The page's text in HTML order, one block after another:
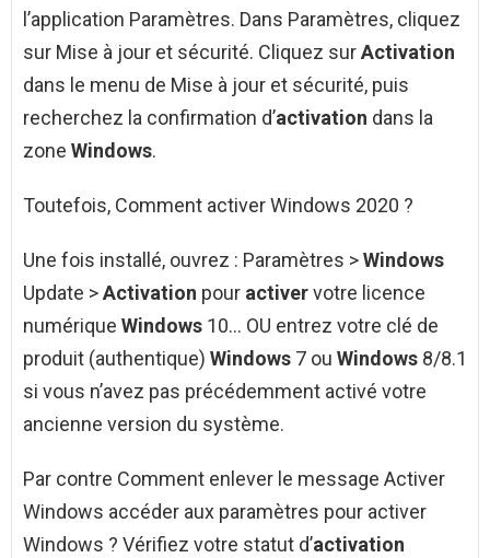
l’application Paramètres. Dans Paramètres, cliquez
sur Mise à jour et sécurité. Cliquez surActivation
dans le menu de Mise à jour et sécurité, puis
recherchez la confirmation d’activation dans la
zone Windows.
Toutefois, Comment activer Windows 2020 ?
Une fois installé, ouvrez : Paramètres >Windows
Update >Activation pour activervotre licence
numérique Windows 10… OU entrez votre clé de
produit (authentique) Windows 7 ou Windows 8/8.1
si vous n’avez pas précédemment activé votre
ancienne version du système.
Par contre Comment enlever le message Activer
Windows accéder aux paramètres pour activer
Windows ? Vérifiez votre statut d’activation